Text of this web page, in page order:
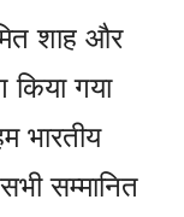
शाह और
किया गया
भारतीय
सम्मानित